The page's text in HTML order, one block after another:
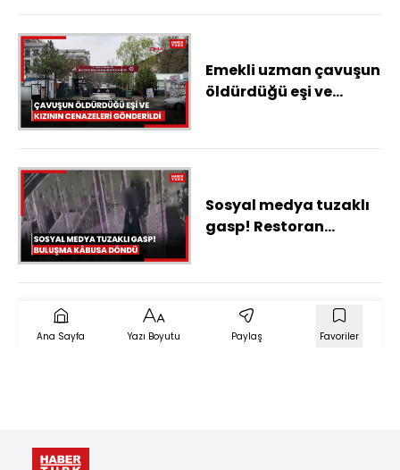
Emekli uzman çavuşun
öldürdüğü eşi ve
gönderildi
Sosyal medya tuzaklı
gasp! Restoran
Ana Sayfa Yazı Boyutu Paylaş Favoriler